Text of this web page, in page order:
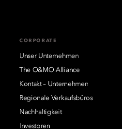
CORPORATE
Unser Unternehmen
The O&MO Alliance
Kontakt – Unternehmen
Regionale Verkaufsbüros
Nachhaltigkeit
Investoren